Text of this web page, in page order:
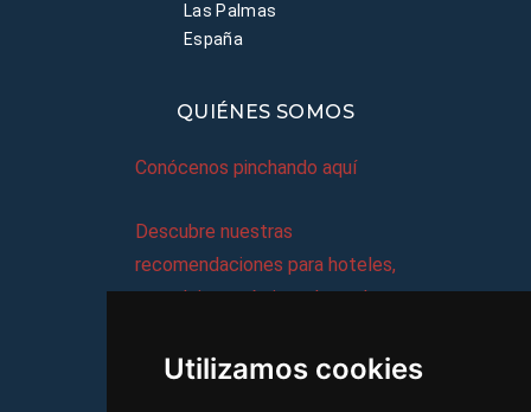
Utilizamos cookies
Las Palmas
España
QUIÉNES SOMOS
Conócenos pinchando aquí
Descubre nuestras
recomendaciones para hoteles,
complejos turísticos, hostales,
viajes, y mucho más!